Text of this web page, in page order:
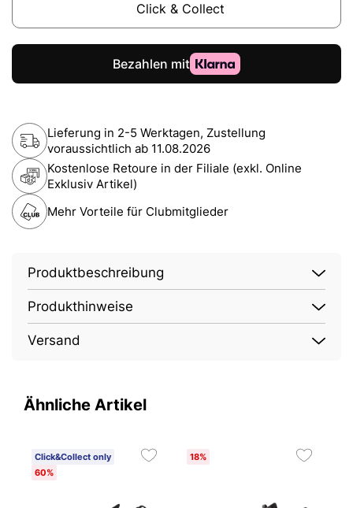
Click & Collect
Lieferung in 2-5 Werktagen, Zustellung
voraussichtlich ab 11.08.2026
Kostenlose Retoure in der Filiale (exkl. Online
Exklusiv Artikel)
Mehr Vorteile für Clubmitglieder
Produktbeschreibung
Produkthinweise
Versand
Ähnliche Artikel
Click&Collect only
60%
18%